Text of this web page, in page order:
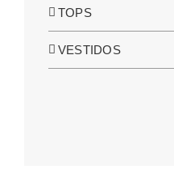
TOPS
VESTIDOS